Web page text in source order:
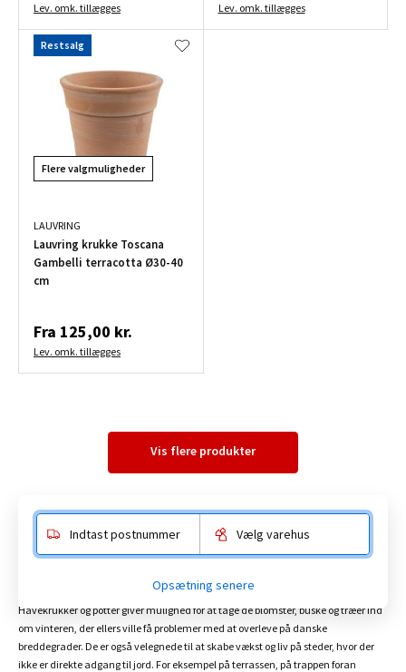
Lev. omk. tillægges Lev. omk. tillægges
Restsalg
Flere valgmuligheder
LAUVRING
Lauvring krukke Toscana
Gambelli terracotta Ø30-40
cm
Fra 125,00 kr.
Lev. omk. tillægges
Vis flere produkter
Havekrukker
Havekrukker og potter giver mulighed for at tage de blomster, buske og træer ind
om vinteren, der ellers ville få problemer med at overleve på danske
breddegrader. De er også velegnede til at skabe vækst og liv på steder, hvor der
ikke er direkte adgang til jord. For eksempel på terrassen, på trappen foran
Indtast postnummer Vælg varehus
Opsætning senere